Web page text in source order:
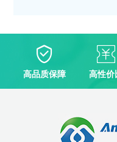
高品质保障 高性价